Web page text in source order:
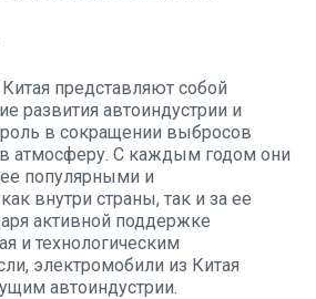
представляют собой
развития автоиндустрии и
в сокращении выбросов
атмосферу. С каждым годом они
популярными и
внутри страны, так и за ее
активной поддержке
и технологическим
электромобили из Китая
автоиндустрии.